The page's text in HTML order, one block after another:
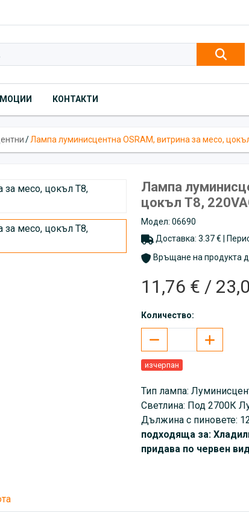
КОНТАКТИ
/Лампа луминисцентна OSRAM, витрина за месо,
Лампа
цокъл T8,
Модел: 06690
Доставка: 3.37 € |
Връщане на продукта
11,76 € /
Количество:
изчерпан
Тип лампа:
Светлина: Под 2700К
Дължина с пиновете:
подходяща за:
придава по червен